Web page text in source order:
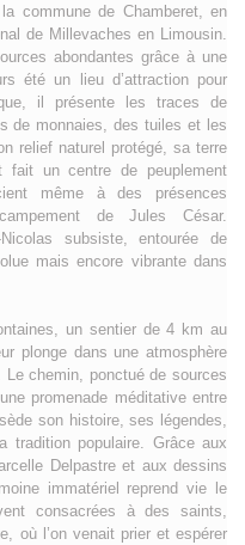
commune de Chamberet, en
de Millevaches en Limousin.
abondantes grâce à une
été un lieu d’attraction pour
il présente les traces de
de monnaies, des tuiles et les
relief naturel protégé, sa terre
fait un centre de peuplement
même à des présences
de Jules César.
subsiste, entourée de
mais encore vibrante dans
un sentier de 4 km au
plonge dans une atmosphère
chemin, ponctué de sources
promenade méditative entre
son histoire, ses légendes,
tradition populaire. Grâce aux
Delpastre et aux dessins
immatériel reprend vie le
consacrées à des saints,
où l’on venait prier et espérer